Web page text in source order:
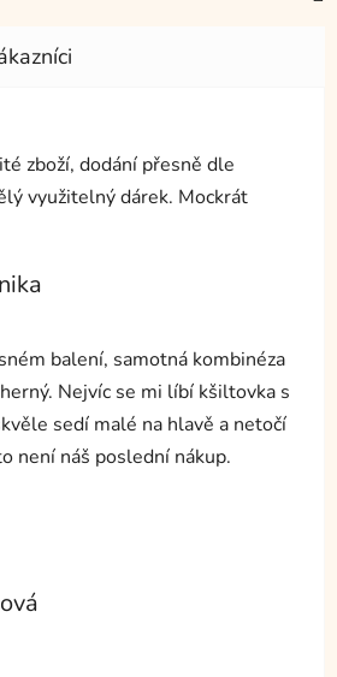
5 z 5 hvězdiček.
zboží, dodání přesně dle
využitelný dárek. Mockrát
5 z 5 hvězdiček.
balení, samotná kombinéza
Nejvíc se mi líbí kšiltovka s
sedí malé na hlavě a netočí
není náš poslední nákup.
5 z 5 hvězdiček.
5 z 5 hvězdiček.